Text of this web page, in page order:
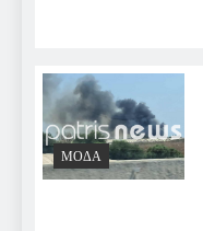
ΜΌΔΑ